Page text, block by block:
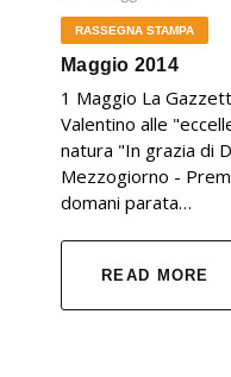
RASSEGNA STAMPA
Maggio 2014
1 Maggio La
Valentino alle
natura "In grazia di
Mezzogiorno -
domani parata…
READ MORE